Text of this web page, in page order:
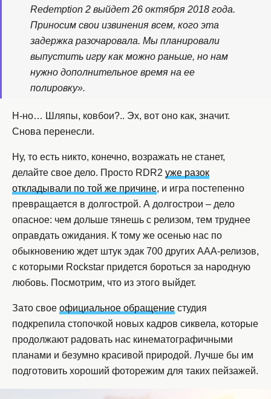
Redemption 2 выйдет 26 октября 2018 года.
Приносим свои извинения всем, кого эта
задержка разочаровала. Мы планировали
выпустить игру как можно раньше, но нам
нужно дополнительное время на ее
полировку».
Н-но… Шляпы, ковбои?.. Эх, вот оно как, значит.
Снова перенесли.
Ну, то есть никто, конечно, возражать не станет,
делайте свое дело. Просто RDR2 уже разок
откладывали по той же причине, и игра постепенно
превращается в долгострой. А долгострои – дело
опасное: чем дольше тянешь с релизом, тем труднее
оправдать ожидания. К тому же осенью нас по
обыкновению ждет штук эдак 700 других AAA-релизов,
с которыми Rockstar придется бороться за народную
любовь. Посмотрим, что из этого выйдет.
Зато свое официальное обращение студия
подкрепила стопочкой новых кадров сиквела, которые
продолжают радовать нас кинематографичными
планами и безумно красивой природой. Лучше бы им
подготовить хороший фоторежим для таких пейзажей.